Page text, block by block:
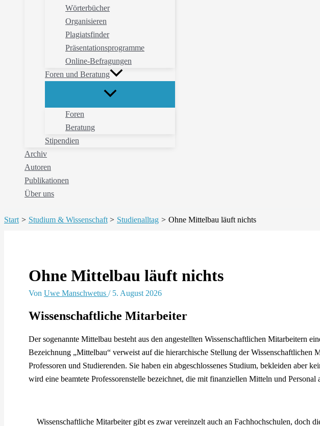
Wörterbücher
Organisieren
Plagiatsfinder
Präsentationsprogramme
Online-Befragungen
Foren und Beratung
Foren
Beratung
Stipendien
Archiv
Autoren
Publikationen
Über uns
Start Studium & Wissenschaft Studienalltag Ohne Mittelbau läuft nichts
Ohne Mittelbau läuft nichts
Von Uwe Manschwetus / 5. August 2026
Wissenschaftliche Mitarbeiter
Der sogenannte Mittelbau besteht aus den angestellten Wissenschaftlichen Mitarbeitern
Bezeichnung „Mittelbau“ verweist auf die hierarchische Stellung der Wissenschaftlichen
Professoren und Studierenden. Sie haben ein abgeschlossenes Studium, bekleiden aber
wird eine beamtete Professorenstelle bezeichnet, die mit finanziellen Mitteln und Personal
Wissenschaftliche Mitarbeiter gibt es zwar vereinzelt auch an Fachhochschulen, doch